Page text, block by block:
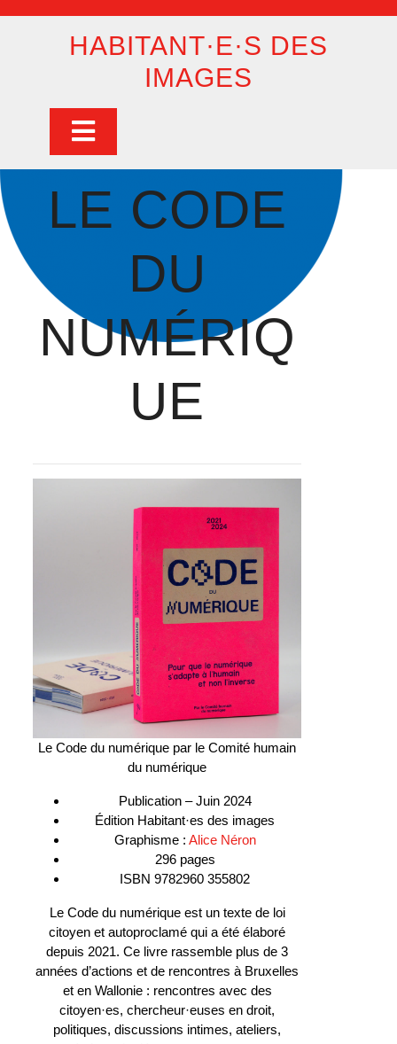
HABITANT·E·S DES
IMAGES
Open
Button
LE CODE
DU
NUMÉRIQ
UE
Le Code du numérique par le Comité humain
du numérique
Publication – Juin 2024
Édition Habitant·es des images
Graphisme : Alice Néron
296 pages
ISBN 9782960 355802
Le Code du numérique est un texte de loi
citoyen et autoproclamé qui a été élaboré
depuis 2021. Ce livre rassemble plus de 3
années d’actions et de rencontres à Bruxelles
et en Wallonie : rencontres avec des
citoyen·es, chercheur·euses en droit,
politiques, discussions intimes, ateliers,